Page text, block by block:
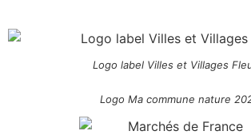
Logo label Villes et Villages
Logo Ma commune nature